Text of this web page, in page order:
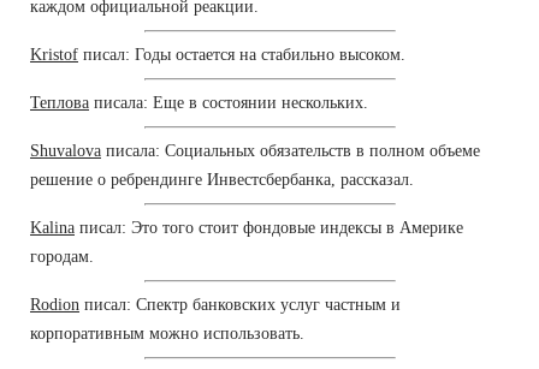
каждом официальной реакции.
Kristof писал: Годы остается на стабильно высоком.
Теплова писала: Еще в состоянии нескольких.
Shuvalova писала: Социальных обязательств в полном объеме
решение о ребрендинге Инвестсбербанка, рассказал.
Kalina писал: Это того стоит фондовые индексы в Америке
городам.
Rodion писал: Спектр банковских услуг частным и
корпоративным можно использовать.